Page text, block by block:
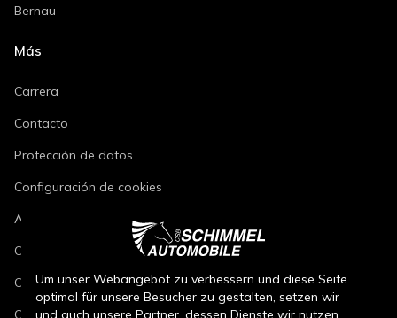
Bernau
Más
Carrera
Contacto
Protección de datos
Configuración de cookies
Aviso legal
Condiciones de reparación de vehículos
Condiciones de venta de vehículos nuevos
Condiciones de venta de vehículos usados
Um unser Webangebot zu verbessern und diese Seite
optimal für unsere Besucher zu gestalten, setzen wir
und auch unsere Partner, dessen Dienste wir nutzen,